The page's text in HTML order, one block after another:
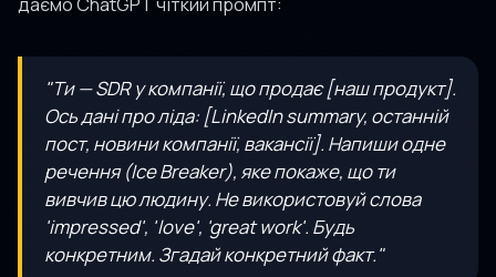
"Ти — SDR у компанії, що продає [наш продукт].
Ось дані про ліда: [LinkedIn summary, останній
пост, новини компанії, вакансії]. Напиши одне
речення (Ice Breaker), яке покаже, що ти
вивчив цю людину. Не використовуй слова
'impressed', 'love', 'great work'. Будь
конкретним. Згадай конкретний факт."